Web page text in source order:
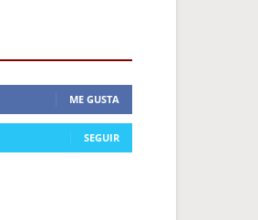
ME GUSTA
SEGUIR